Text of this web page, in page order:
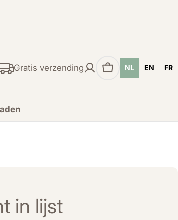
Gratis verzending
Winkelwagen
NL EN FR
in lijst